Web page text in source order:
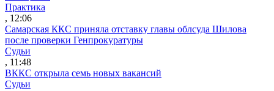
Практика
, 12:06
Самарская ККС приняла отставку главы облсуда Шилова
после проверки Генпрокуратуры
Судьи
, 11:48
ВККС открыла семь новых вакансий
Судьи